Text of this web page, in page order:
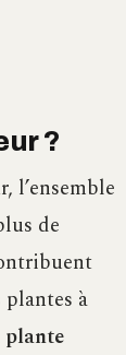
?
l’ensemble
de
à
plante